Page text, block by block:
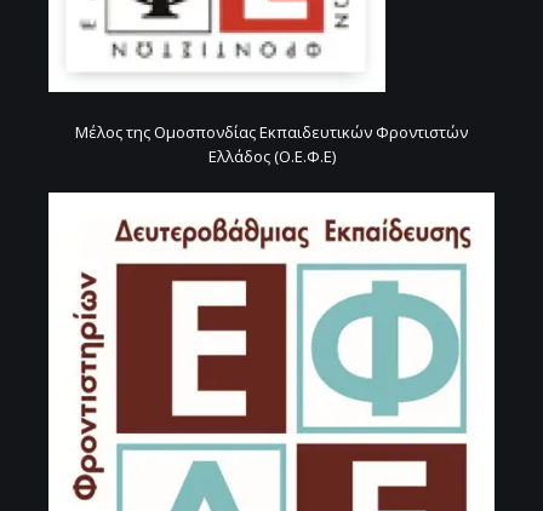
Μέλος της Ομοσπονδίας Εκπαιδευτικών Φροντιστών
Ελλάδος (Ο.Ε.Φ.Ε)